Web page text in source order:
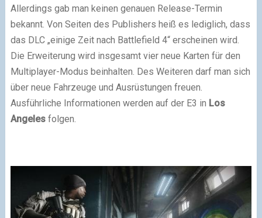
Allerdings gab man keinen genauen Release-Termin
bekannt. Von Seiten des Publishers heiß es lediglich, dass
das DLC „einige Zeit nach Battlefield 4“ erscheinen wird.
Die Erweiterung wird insgesamt vier neue Karten für den
Multiplayer-Modus beinhalten. Des Weiteren darf man sich
über neue Fahrzeuge und Ausrüstungen freuen.
Ausführliche Informationen werden auf der E3 in Los
Angelesfolgen.